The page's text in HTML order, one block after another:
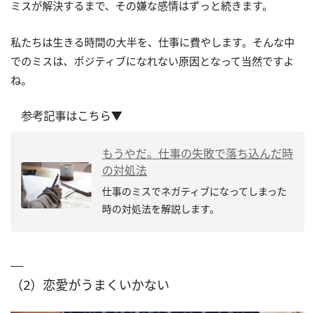
ミスが解決するまで、その嫌な感情はずっと続きます。
私たちは生きる時間の大半を、仕事に費やします。そんな中
でのミスは、ポジティブになれない原因となって当然ですよ
ね。
参考記事はこちら▼
もうやだ。仕事の失敗で落ち込んだ時
の対処法
仕事のミスでネガティブになってしまった
時の対処法を解説します。
（2）恋愛がうまくいかない